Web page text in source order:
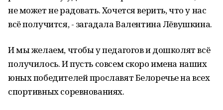
не может не радовать. Хочется верить, что у нас
всё получится, - загадала Валентина Лёвушкина.
И мы желаем, чтобы у педагогов и дошколят всё
получилось. И пусть совсем скоро имена наших
юных победителей прославят Белоречье на всех
спортивных соревнованиях.